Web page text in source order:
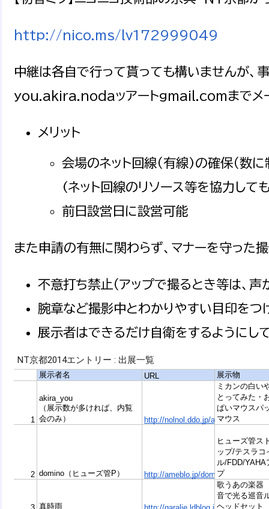
http://nico.ms/lv172999049
中継は各自で行って貰っても構いませんが、
you.akira.nodaッアートgmail.comまでメ
メリット
会場のネット回線（有線)の確保（数に
(ネット回線のリソース等を協力して
前日設営日に設営可能
また申請の有無に関わらず、マナーを守った
不意打ち禁止（アップで撮るとき等は、声
腕章など撮影中とわかりやすい目印をつ
展示者はできるだけ自衛をするようにし